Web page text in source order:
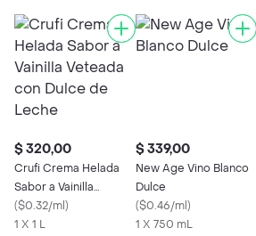
$ 320,00
Crufi Crema Helada
Sabor a Vainilla
Veteada con Dulce de
Leche
($0.32/ml)
1 X 1 L
$ 339,00
New Age Vino Blanco
Dulce
($0.46/ml)
1 X 750 mL